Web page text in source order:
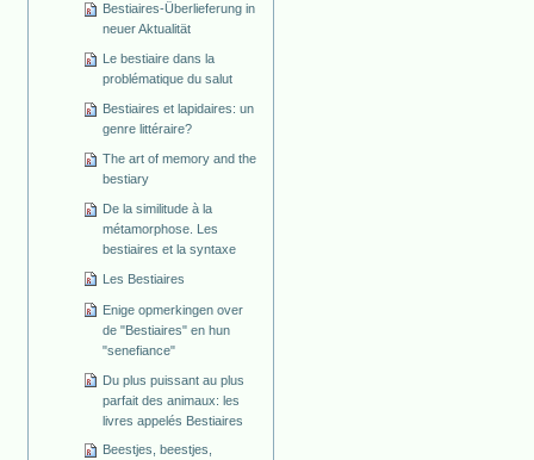
Bestiaires-Überlieferung in
neuer Aktualität
Le bestiaire dans la
problématique du salut
Bestiaires et lapidaires: un
genre littéraire?
The art of memory and the
bestiary
De la similitude à la
métamorphose. Les
bestiaires et la syntaxe
Les Bestiaires
Enige opmerkingen over
de "Bestiaires" en hun
"senefiance"
Du plus puissant au plus
parfait des animaux: les
livres appelés Bestiaires
Beestjes, beestjes,